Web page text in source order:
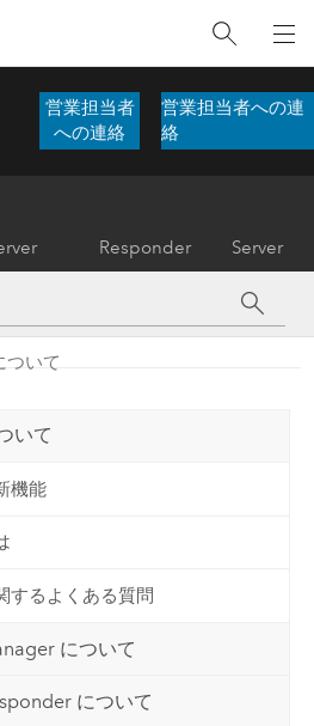
営業担当者
への連絡
営業担当者への連
絡
Responder Server
ついて
いて
機能
するよくある質問
について
について